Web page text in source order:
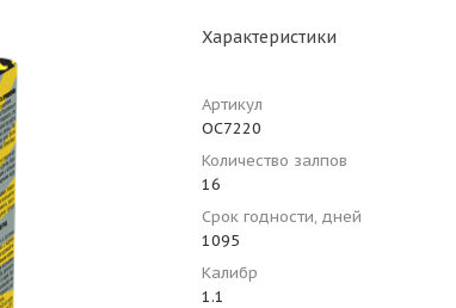
Характеристики
Артикул
ОС7220
Количество залпов
16
Срок годности, дней
1095
Калибр
1.1